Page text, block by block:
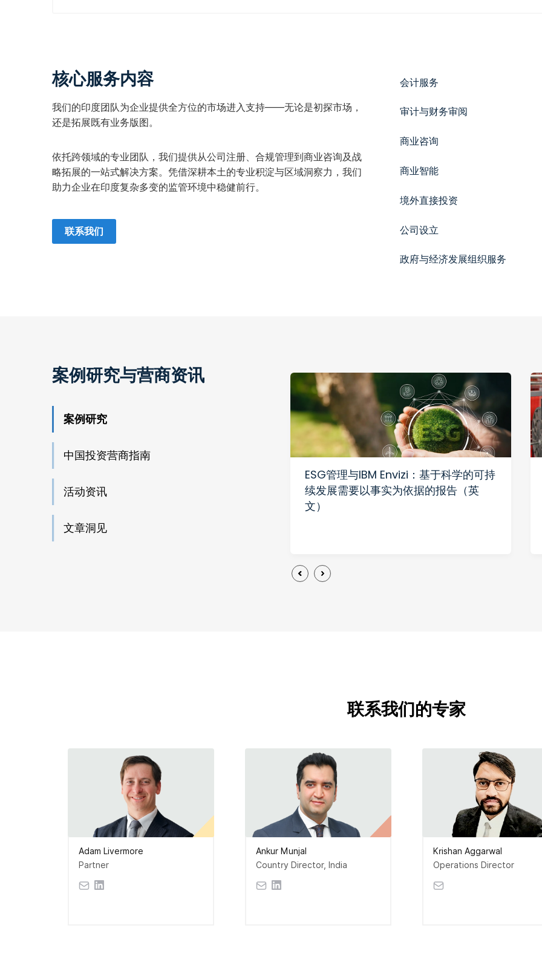
核心服务内容
我们的印度团队为企业提供全方位的市场进入支持——无论是初探市场，
还是拓展既有业务版图。
依托跨领域的专业团队，我们提供从公司注册、合规管理到商业咨询及战
略拓展的一站式解决方案。凭借深耕本土的专业积淀与区域洞察力，我们
助力企业在印度复杂多变的监管环境中稳健前行。
联系我们
会计服务
审计与财务审阅
商业咨询
商业智能
境外直接投资
公司设立
政府与经济发展组织服务
案例研究与营商资讯
案例研究
中国投资营商指南
活动资讯
文章洞见
ESG管理与IBM Envizi：基于科学的可持
续发展需要以事实为依据的报告（英
文）
联系我们的专家
Adam Livermore
Partner
Ankur Munjal
Country Director, India
Krishan Aggarwal
Operations Director